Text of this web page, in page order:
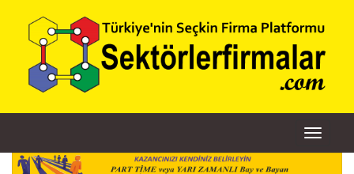
Toggle